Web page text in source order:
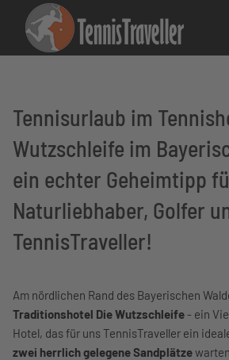
Tennisurlaub im
Wutzschleife im
ein echter Geheimtipp
Naturliebhaber, Golfer
TennisTraveller!
Am nördlichen Rand des Bayerischen
Traditionshotel Die Wutzschleife- ein
Hotel, das für uns TennisTraveller ein
zwei herrlich gelegene Sandplätze